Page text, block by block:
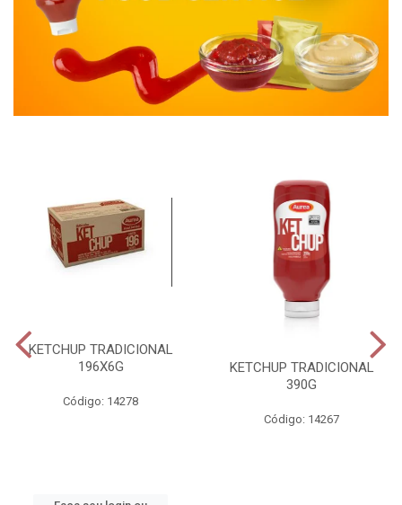
KETCHUP TRADICIONAL
196X6G
Código: 14278
KETCHUP TRADICIONAL
390G
Código: 14267